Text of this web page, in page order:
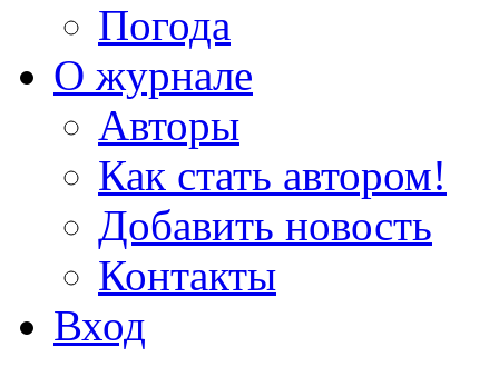
Погода
О журнале
Авторы
Как стать автором!
Добавить новость
Контакты
Вход